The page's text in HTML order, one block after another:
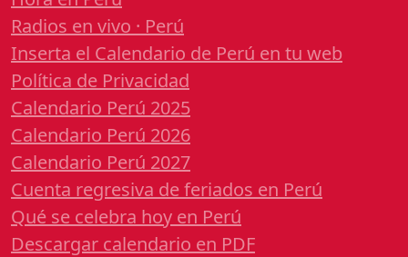
Radios en vivo · Perú
Inserta el Calendario de Perú en tu web
Política de Privacidad
Calendario Perú 2025
Calendario Perú 2026
Calendario Perú 2027
Cuenta regresiva de feriados en Perú
Qué se celebra hoy en Perú
Descargar calendario en PDF